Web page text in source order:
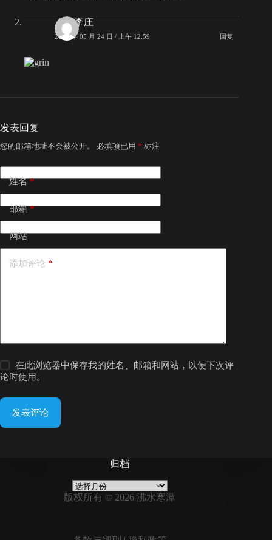
上海李庄
2008 年 05 月 24 日 / 上午 12:59 回复
发表回复
您的邮箱地址不会被公开。 必填项已用 * 标注
姓名*
邮箱*
网站
添加评论 *
在此浏览器中保存我的姓名、邮箱和网站，以便下次评
论时使用。
发表评论
归档
归
档
版权所有 © 2026 沸水寒潭